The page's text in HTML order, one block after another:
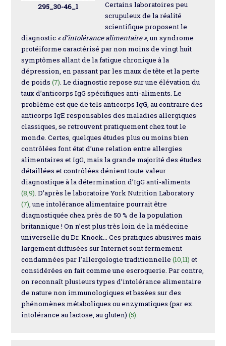
295_30-46_1
Certains laboratoires peu
scrupuleux de la réalité
scientifique proposent le
diagnostic « d’intolérance alimentaire », un syndrome
protéiforme caractérisé par non moins de vingt huit
symptômes allant de la fatigue chronique à la
dépression, en passant par les maux de tête et la perte
de poids(7). Le diagnostic repose sur une élévation du
taux d’anticorps IgG spécifiques anti-aliments. Le
problème est que de tels anticorps IgG, au contraire des
anticorps IgE responsables des maladies allergiques
classiques, se retrouvent pratiquement chez tout le
monde. Certes, quelques études plus ou moins bien
contrôlées font état d’une relation entre allergies
alimentaires et IgG, mais la grande majorité des études
détaillées et contrôlées dénient toute valeur
diagnostique à la détermination d’IgG anti-aliments
(8,9). D’après le laboratoire York Nutrition Laboratory
(7), une intolérance alimentaire pourrait être
diagnostiquée chez près de 50 % de la population
britannique ! On n’est plus très loin de la médecine
universelle du Dr. Knock… Ces pratiques abusives mais
largement diffusées sur Internet sont fermement
condamnées par l’allergologie traditionnelle(10,11) et
considérées en fait comme une escroquerie. Par contre,
on reconnaît plusieurs types d’intolérance alimentaire
de nature non immunologiques et basées sur des
phénomènes métaboliques ou enzymatiques (par ex.
intolérance au lactose, au gluten)(5).